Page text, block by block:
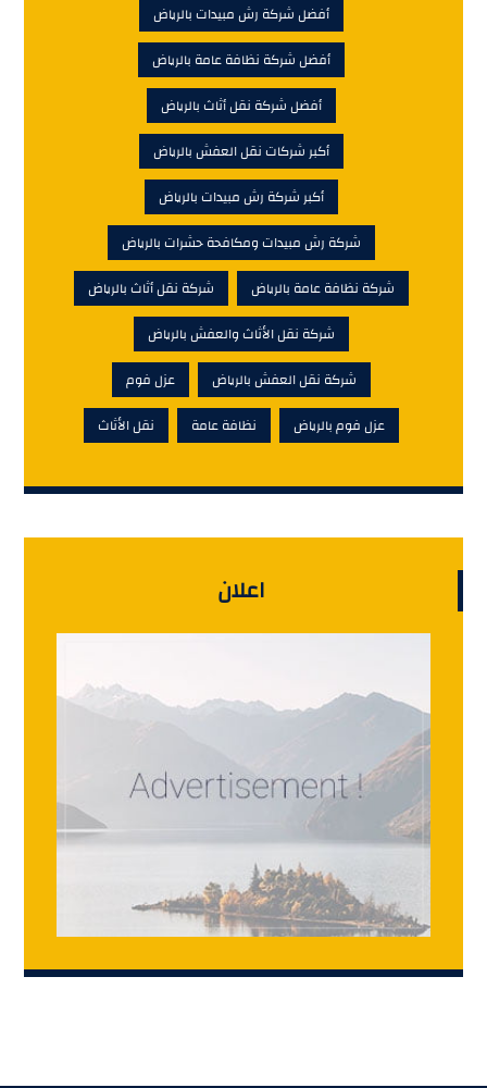
أفضل شركة رش مبيدات بالرياض
أفضل شركة نظافة عامة بالرياض
أفضل شركة نقل أثاث بالرياض
أكبر شركات نقل العفش بالرياض
أكبر شركة رش مبيدات بالرياض
شركة رش مبيدات ومكافحة حشرات بالرياض
شركة نظافة عامة بالرياض
شركة نقل أثاث بالرياض
شركة نقل الأثاث والعفش بالرياض
شركة نقل العفش بالرياض
عزل فوم
عزل فوم بالرياض
نظافة عامة نقل الأثاث
اعلان